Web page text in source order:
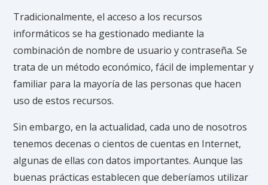
Tradicionalmente, el acceso a los recursos
informáticos se ha gestionado mediante la
combinación de nombre de usuario y contraseña. Se
trata de un método económico, fácil de implementar y
familiar para la mayoría de las personas que hacen
uso de estos recursos.
Sin embargo, en la actualidad, cada uno de nosotros
tenemos decenas o cientos de cuentas en Internet,
algunas de ellas con datos importantes. Aunque las
buenas prácticas establecen que deberíamos utilizar